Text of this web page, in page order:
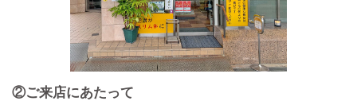
②ご来店にあたって